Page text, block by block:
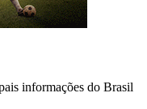
informações do Brasil